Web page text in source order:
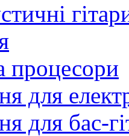
процесори
для
для бас-